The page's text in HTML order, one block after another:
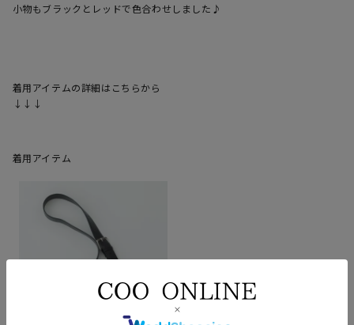
小物もブラックとレッドで色合わせしました♪
着用アイテムの詳細はこちらから
↓↓↓
着用アイテム